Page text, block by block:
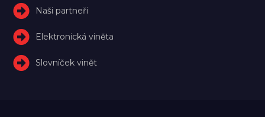
Naši partneři
Elektronická viněta
Slovníček vinět